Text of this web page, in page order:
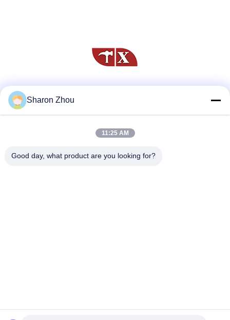
Pemasok. Hak cipta © 2024-2026 Shenzhen Outdoor Special
Sharon Zhou
11:25 AM
Good day, what product are you looking for?